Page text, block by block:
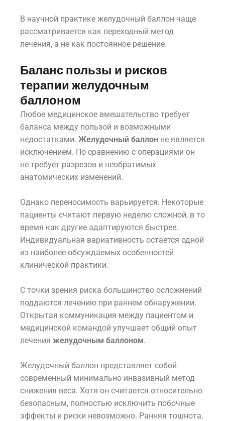
В научной практике желудочный баллон чаще
рассматривается как переходный метод
лечения, а не как постоянное решение.
Баланс пользы и рисков
терапии желудочным
баллоном
Любое медицинское вмешательство требует
баланса между пользой и возможными
недостатками. Желудочный баллон не является
исключением. По сравнению с операциями он
не требует разрезов и необратимых
анатомических изменений.
Однако переносимость варьируется. Некоторые
пациенты считают первую неделю сложной, в то
время как другие адаптируются быстрее.
Индивидуальная вариативность остается одной
из наиболее обсуждаемых особенностей
клинической практики.
С точки зрения риска большинство осложнений
поддаются лечению при раннем обнаружении.
Открытая коммуникация между пациентом и
медицинской командой улучшает общий опыт
лечения желудочным баллоном.
Желудочный баллон представляет собой
современный минимально инвазивный метод
снижения веса. Хотя он считается относительно
безопасным, полностью исключить побочные
эффекты и риски невозможно. Ранняя тошнота,